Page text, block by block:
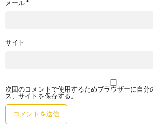
メール*
サイト
次回のコメントで使用するためブラウザーに自分
ス、サイトを保存する。